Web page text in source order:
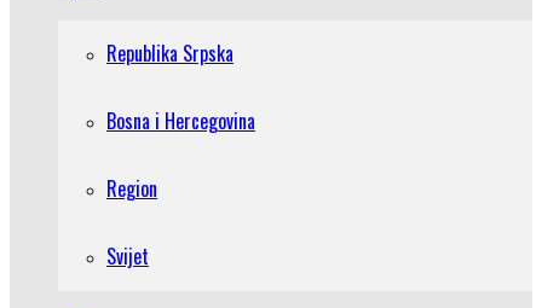
Republika Srpska
Bosna i Hercegovina
Region
Svijet